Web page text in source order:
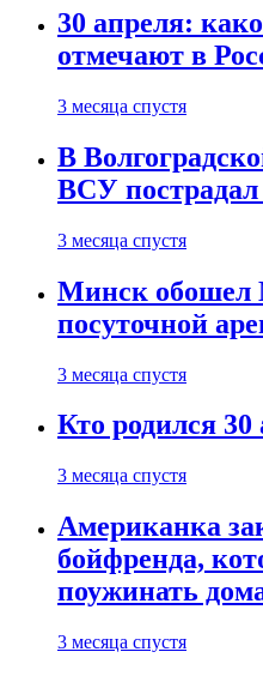
30 апреля:
отмечают в
3 месяца спустя
В
ВСУ пострадал
3 месяца спустя
Минск обошел
посуточной
3 месяца спустя
Кто родился 30
3 месяца спустя
Американка
бойфренда,
поужинать
3 месяца спустя